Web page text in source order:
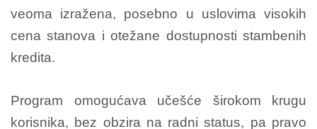
veoma izražena, posebno u uslovima visokih
cena stanova i otežane dostupnosti stambenih
kredita.
Program omogućava učešće širokom krugu
korisnika, bez obzira na radni status, pa pravo